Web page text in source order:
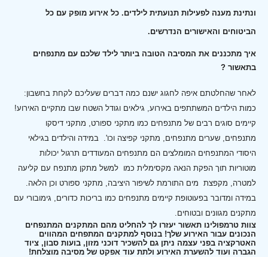
ונתינת מענה לפעילות תנועתית לילדים. כל אירוע מופק עם כל
הביטוחים והאישורים הנדרשים.
איך מתכננים את המסיבה הטובה ביותר לילד שלכם עם מתנפחים
בתאשור ?
לאחר שהחלטתם איפה לחגוג ישנם כמה דברים שעליכם לקחת בחשבון:
כמות הילדים המשתתפים באירוע, גילאים וגודל השטח שבו מתקיים האירוע!
קיימים סוגים רבים של מתנפחים כמו מתקני ספורט, מתקני דיסקו
מתנפחים, שערים מתנפחים, מתקני קפיצה וכו'. במידה והילדים בגילאי
היסודי המתנפחים המומלצים הם מתנפחים המעודדים תרגול יכולות
מוטוריות תוך הפקת הנאה מקסימלית כמו למשל מתקן מתנפח עם קליעה
למטרה, מקפצת מים התורמת לשיפור היציבה, מתקני ספורט וכן הלאה.
במידה ומדובר בפעוטופת קיימים מתנפחים כמו בריכות כדורים, גימובורי עם
מתקנים מגוונים ובטוחים.
צוות טרמפולינו תאשור יעזרו לך להחליט מהם המתקנים המתנפחים
הנכונים עבור האירוע שלך! בנוסף למתקנים המתפחים המהווים
האטרקציה בפני עצמה ניתן גם להשכיר דוכני מזון, בועות סבון, ציוד
הגברה ועוד להשערת האירוע ולתת עוד אפקט של מסיבה מוצלחת!